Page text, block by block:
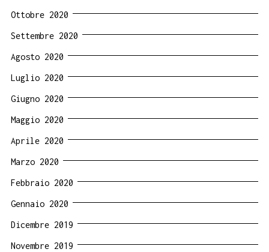
Ottobre 2020
Settembre 2020
Agosto 2020
Luglio 2020
Giugno 2020
Maggio 2020
Aprile 2020
Marzo 2020
Febbraio 2020
Gennaio 2020
Dicembre 2019
Novembre 2019